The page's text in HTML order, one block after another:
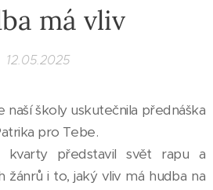
má vliv
12.05.2025
naší školy uskutečnila přednáška
pro Tebe.
kvarty představil svět rapu a
žánrů i to, jaký vliv má hudba na